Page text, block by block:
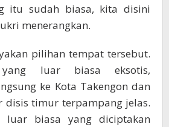
itu sudah biasa, kita disini
menerangkan.
pilihan tempat tersebut.
luar biasa eksotis,
ke Kota Takengon dan
disis timur terpampang jelas.
luar biasa yang diciptakan